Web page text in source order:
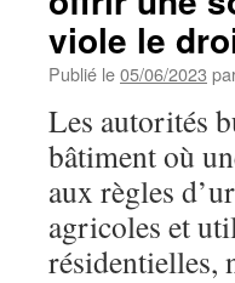
viole le
Publié le05/06/2023
Les autorités
bâtiment où
aux règles
agricoles et
résidentielles,